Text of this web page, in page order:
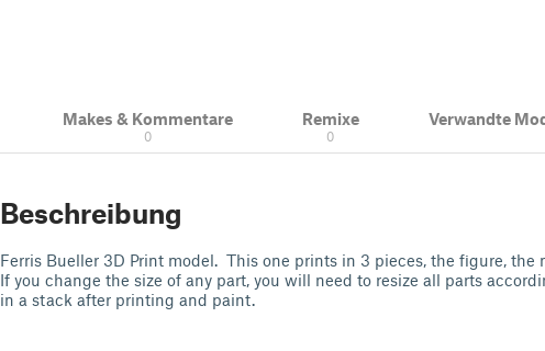
Makes & Kommentare
0
Remixe
0
Verwandte
Beschreibung
Ferris Bueller 3D Print model. This one prints in 3 pieces, the figure, the
If you change the size of any part, you will need to resize all parts
in a stack after printing and paint.